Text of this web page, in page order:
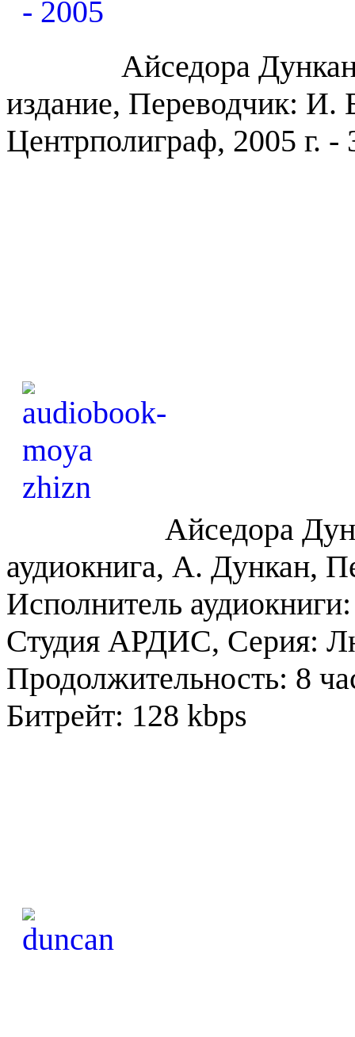
Айседора
издание, Переводчик: И.
Центрполиграф, 2005 г. -
Айседора
аудиокнига, А. Дункан,
Исполнитель
Студия АРДИС, Серия:
Продолжительность: 8
Битрейт: 128 kbps